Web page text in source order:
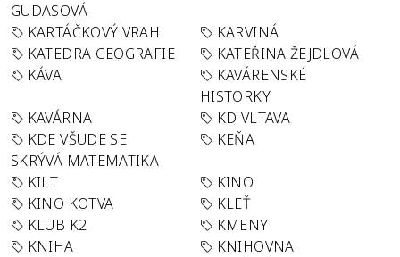
GUDASOVÁ
KARTÁČKOVÝ VRAH
KARVINÁ
KATEDRA GEOGRAFIE
KATEŘINA ŽEJDLOVÁ
KÁVA
KAVÁRENSKÉ
HISTORKY
KAVÁRNA
KD VLTAVA
KDE VŠUDE SE
SKRÝVÁ MATEMATIKA
KEŇA
KILT
KINO
KINO KOTVA
KLEŤ
KLUB K2
KMENY
KNIHA
KNIHOVNA